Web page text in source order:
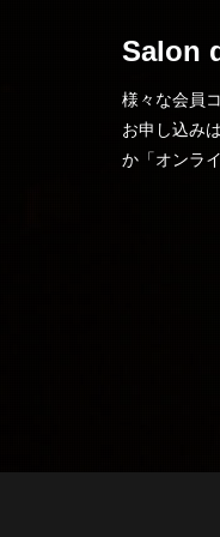
Salon
様々な会員
お申し込み
か「オンラ